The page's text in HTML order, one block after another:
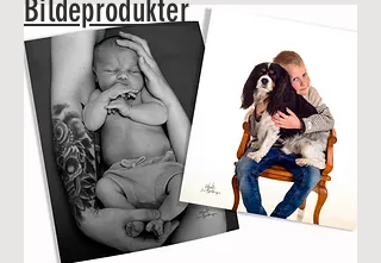
Bildeprodukter